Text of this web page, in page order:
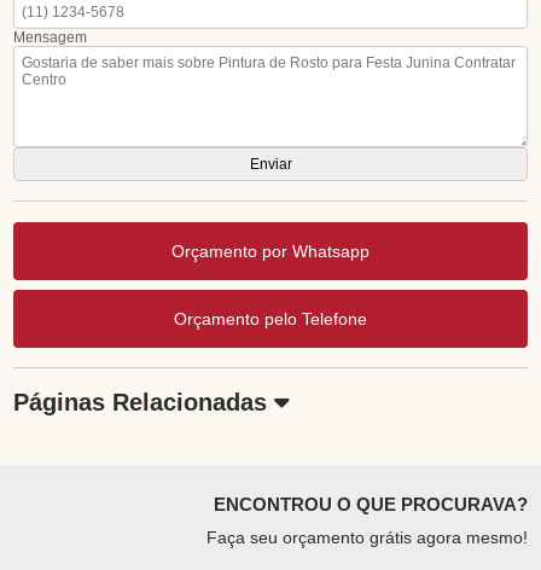
Mensagem
Orçamento por Whatsapp
Orçamento pelo Telefone
Páginas Relacionadas
ENCONTROU O QUE PROCURAVA?
Faça seu orçamento grátis agora mesmo!